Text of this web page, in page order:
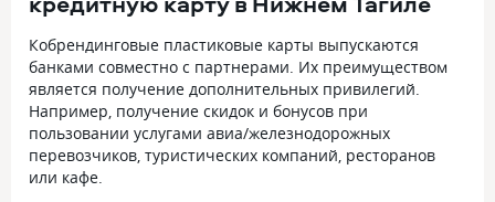
Кобрендинговые пластиковые карты выпускаются
банками совместно с партнерами. Их преимуществом
является получение дополнительных привилегий.
Например, получение скидок и бонусов при
пользовании услугами авиа/железнодорожных
перевозчиков, туристических компаний, ресторанов
или кафе.